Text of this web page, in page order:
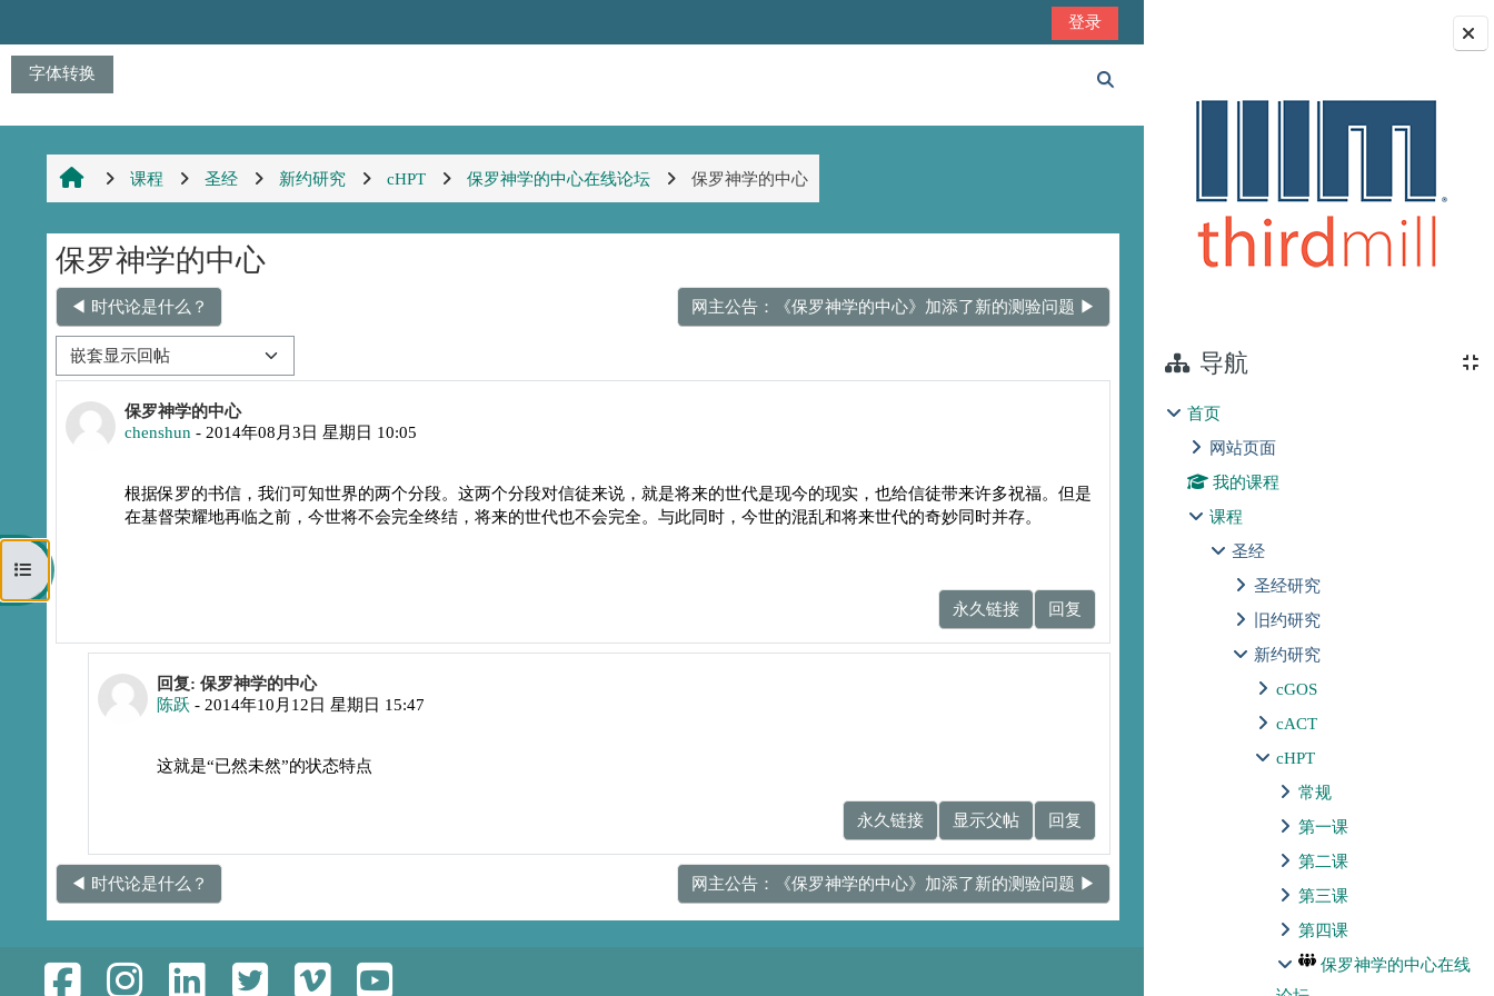
字体转换
版块
导航
首页
网站页面
我的课程
课程
圣经
圣经研究
旧约研究
新约研究
cGOS
cACT
cHPT
常规
第一课
第二课
第三课
第四课
保罗神学的中心在线
登录
切换搜索输入
打开课程索引
课程 圣经 新约研究 cHPT 保罗神学的中心在线论坛 保罗神学的中心
保罗神学的中心
◀︎ 时代论是什么？ 网主公告：《保罗神学的中心》加添了新的测验问题 ▶︎
显示模式
保罗神学的中心
chenshun - 2014年08月3日 星期日 10:05
回帖数：1
根据保罗的书信，我们可知世界的两个分段。这两个分段对信徒来说，就是将来的世代是现今的现实，也给信徒带来许多祝福。但是
在基督荣耀地再临之前，今世将不会完全终结，将来的世代也不会完全。与此同时，今世的混乱和将来世代的奇妙同时并存。
永久链接 回复
回复chenshun
回复: 保罗神学的中心
陈跃 - 2014年10月12日 星期日 15:47
这就是“已然未然”的状态特点
永久链接 显示父帖 回复
◀︎ 时代论是什么？ 网主公告：《保罗神学的中心》加添了新的测验问题 ▶︎